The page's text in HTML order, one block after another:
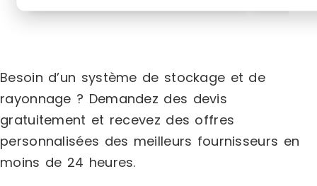
Besoin d’un système de stockage et de
rayonnage ? Demandez des devis
gratuitement et recevez des offres
personnalisées des meilleurs fournisseurs en
moins de 24 heures.